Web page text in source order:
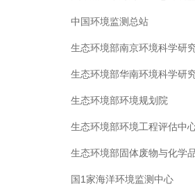
中国环境监测总站
生态环境部南京环境科学研
生态环境部华南环境科学研
生态环境部环境规划院
生态环境部环境工程评估中
生态环境部固体废物与化学
国1家海洋环境监测中心